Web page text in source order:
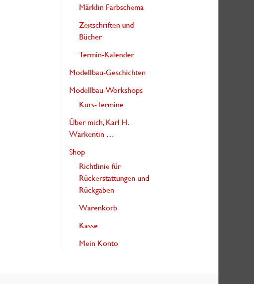
Märklin Farbschema
Zeitschriften und
Bücher
Termin-Kalender
Modellbau-Geschichten
Modellbau-Workshops
Kurs-Termine
Über mich, Karl H.
Warkentin …
Shop
Richtlinie für
Rückerstattungen und
Rückgaben
Warenkorb
Kasse
Mein Konto